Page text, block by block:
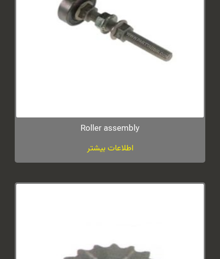
Roller assembly
اطلاعات بیشتر